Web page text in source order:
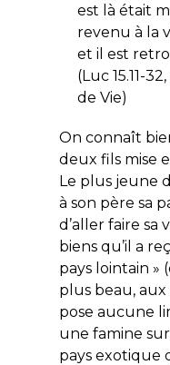
est là était
revenu à la
et il est
(Luc 15.11-
de Vie)
On connaît
deux fils mise
Le plus jeune
à son père sa
d’aller faire sa
biens qu’il a
pays lointain »
plus beau, aux
pose aucune
une famine
pays exotique